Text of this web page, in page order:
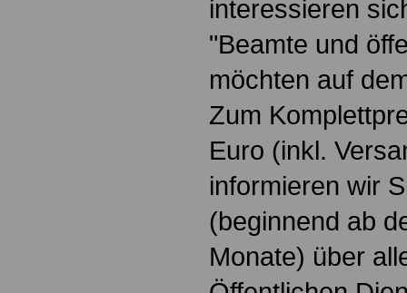
interessieren
"Beamte und
möchten auf
Zum
Euro (inkl.
informieren wir
(beginnend ab
Monate) über